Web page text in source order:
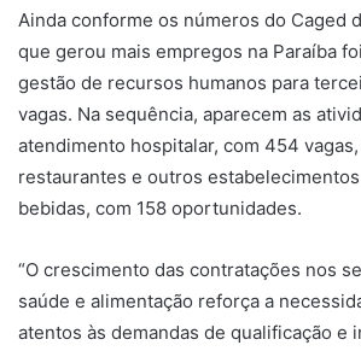
Ainda conforme os números do Caged
que gerou mais empregos na Paraíba
gestão de recursos humanos para
vagas. Na sequência, aparecem as
atendimento hospitalar, com 454
restaurantes e outros
bebidas, com 158 oportunidades.
“O crescimento das contratações nos
saúde e alimentação reforça a
atentos às demandas de qualificação e